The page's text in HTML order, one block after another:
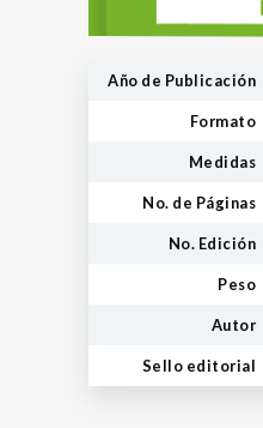
Año de Publicación
Formato
Medidas
No. de Páginas
No. Edición
Peso
Autor
Sello editorial